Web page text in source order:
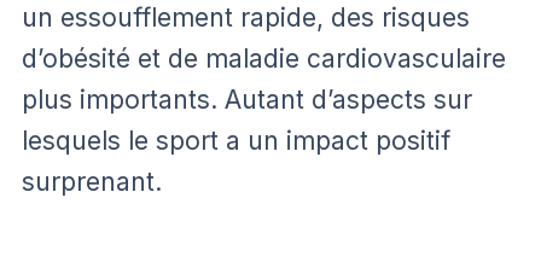
un essoufflement rapide, des risques
d’obésité et de maladie cardiovasculaire
plus importants. Autant d’aspects sur
lesquels le sport a un impact positif
surprenant.